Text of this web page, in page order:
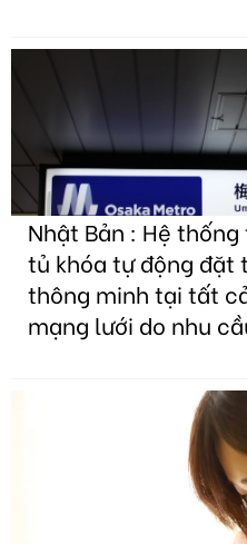
Nhật Bản : Hệ
tủ khóa tự động đặt
thông minh tại tất
mạng lưới do nhu